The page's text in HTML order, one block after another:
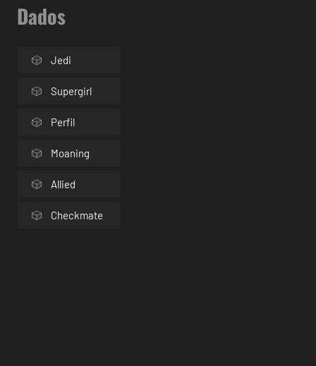
Dados
Jedi
Supergirl
Perfil
Moaning
Allied
Checkmate